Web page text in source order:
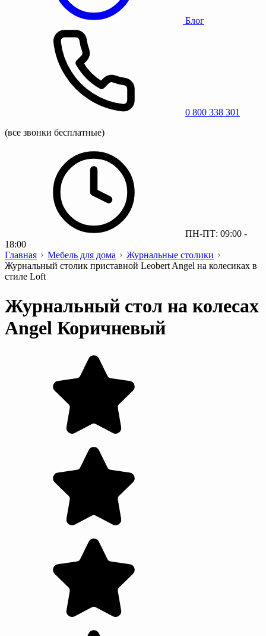
Блог
0 800 338 301
(все звонки бесплатные)
ПН-ПТ: 09:00 -
18:00
Главная
Мебель для дома
Журнальные столики
Журнальный столик приставной Leobert Angel на колесиках в
стиле Loft
Журнальный стол на колесах
Angel Коричневый